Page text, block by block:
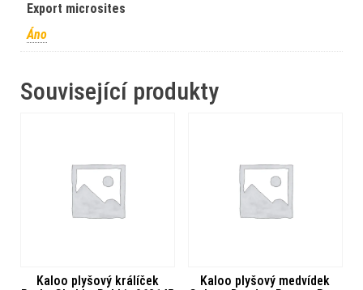
Export microsites
Áno
Související produkty
Kaloo plyšový králíček
Kaloo plyšový medvídek